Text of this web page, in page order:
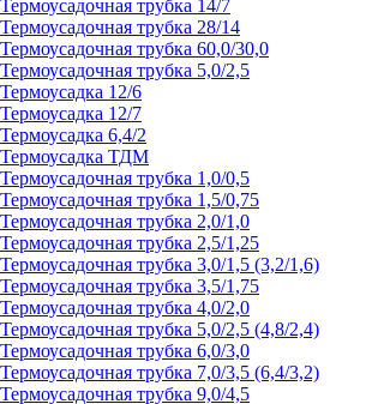
Термоусадочная трубка 14/7
Термоусадочная трубка 28/14
Термоусадочная трубка 60,0/30,0
Термоусадочная трубка 5,0/2,5
Термоусадка 12/6
Термоусадка 12/7
Термоусадка 6,4/2
Термоусадка ТДМ
Термоусадочная трубка 1,0/0,5
Термоусадочная трубка 1,5/0,75
Термоусадочная трубка 2,0/1,0
Термоусадочная трубка 2,5/1,25
Термоусадочная трубка 3,0/1,5 (3,2/1,6)
Термоусадочная трубка 3,5/1,75
Термоусадочная трубка 4,0/2,0
Термоусадочная трубка 5,0/2,5 (4,8/2,4)
Термоусадочная трубка 6,0/3,0
Термоусадочная трубка 7,0/3,5 (6,4/3,2)
Термоусадочная трубка 9,0/4,5